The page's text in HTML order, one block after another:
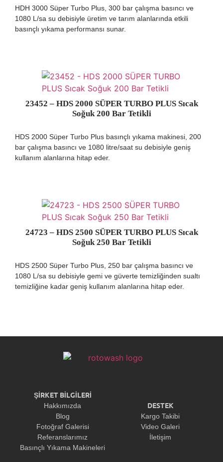
HDH 3000 Süper Turbo Plus, 300 bar çalışma basıncı ve
1080 L/sa su debisiyle üretim ve tarım alanlarında etkili
basınçlı yıkama performansı sunar.
23452 – HDS 2000 SÜPER TURBO PLUS Sıcak
Soğuk 200 Bar Tetikli
HDS 2000 Süper Turbo Plus basınçlı yıkama makinesi, 200
bar çalışma basıncı ve 1080 litre/saat su debisiyle geniş
kullanım alanlarına hitap eder.
24723 – HDS 2500 SÜPER TURBO PLUS Sıcak
Soğuk 250 Bar Tetikli
HDS 2500 Süper Turbo Plus, 250 bar çalışma basıncı ve
1080 L/sa su debisiyle gemi ve güverte temizliğinden sualtı
temizliğine kadar geniş kullanım alanlarına hitap eder.
ŞİRKET BİLGİLERİ
Hakkımızda
Blog
Fotoğraf Galerisi
Referanslarımız
Basınçlı Yıkama Makineleri
DESTEK
Kargo Takibi
Video Galeri
İletişim